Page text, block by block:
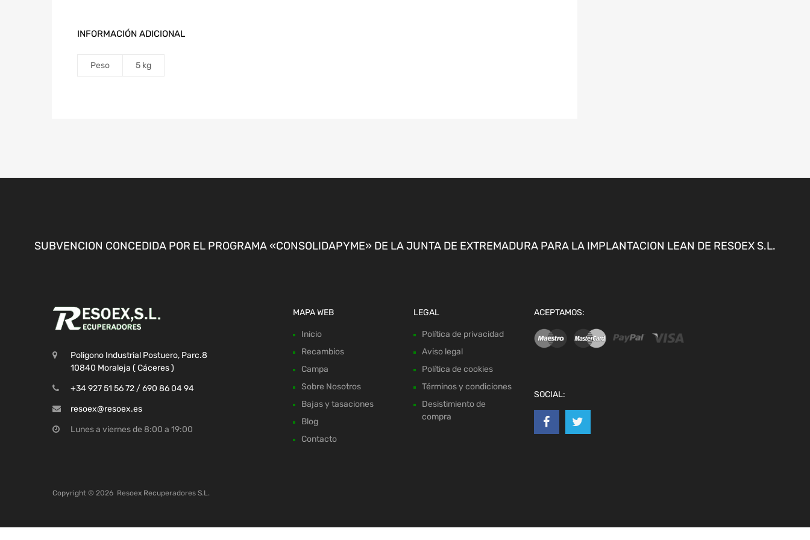
INFORMACIÓN ADICIONAL
Peso 5 kg
SUBVENCION CONCEDIDA POR EL PROGRAMA «CONSOLIDAPYME» DE LA JUNTA DE EXTREMADURA PARA LA IMPLANTACION LEAN DE RESOEX S.L.
Poligono Industrial Postuero, Parc.8
10840 Moraleja ( Cáceres )
+34 927 51 56 72 / 690 86 04 94
resoex@resoex.es
Lunes a viernes de 8:00 a 19:00
MAPA WEB
Inicio
Recambios
Campa
Sobre Nosotros
Bajas y tasaciones
Blog
Contacto
LEGAL
Política de privacidad
Aviso legal
Política de cookies
Términos y condiciones
Desistimiento de
compra
ACEPTAMOS:
SOCIAL:
Copyright © 2026 Resoex Recuperadores S.L.